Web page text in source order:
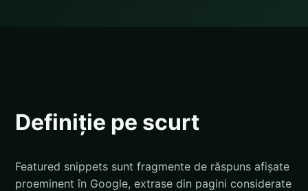
Definiție pe scurt
Featured snippets sunt fragmente de răspuns afișate
proeminent în Google, extrase din pagini considerate